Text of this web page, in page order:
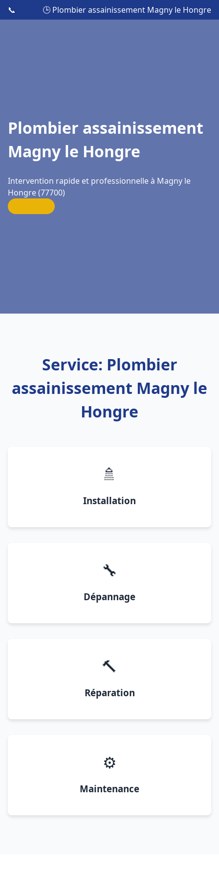
📞 🕒 Plombier assainissement Magny le Hongre
Plombier assainissement
Magny le Hongre
Intervention rapide et professionnelle à Magny le
Hongre (77700)
Service: Plombier
assainissement Magny le
Hongre
🚿
Installation
🔧
Dépannage
🔨
Réparation
⚙️
Maintenance